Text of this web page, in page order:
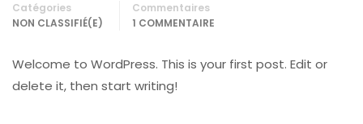
Catégories
NON CLASSIFIÉ(E)
Commentaires
1 COMMENTAIRE
Welcome to WordPress. This is your first post. Edit or
delete it, then start writing!